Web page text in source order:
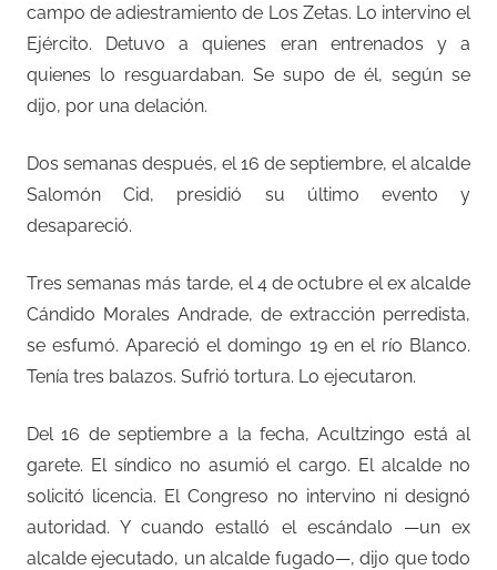
campo de adiestramiento de Los Zetas. Lo intervino el
Ejército. Detuvo a quienes eran entrenados y a
quienes lo resguardaban. Se supo de él, según se
dijo, por una delación.
Dos semanas después, el 16 de septiembre, el alcalde
Salomón Cid, presidió su último evento y
desapareció.
Tres semanas más tarde, el 4 de octubre el ex alcalde
Cándido Morales Andrade, de extracción perredista,
se esfumó. Apareció el domingo 19 en el río Blanco.
Tenía tres balazos. Sufrió tortura. Lo ejecutaron.
Del 16 de septiembre a la fecha, Acultzingo está al
garete. El síndico no asumió el cargo. El alcalde no
solicitó licencia. El Congreso no intervino ni designó
autoridad. Y cuando estalló el escándalo —un ex
alcalde ejecutado, un alcalde fugado—, dijo que todo